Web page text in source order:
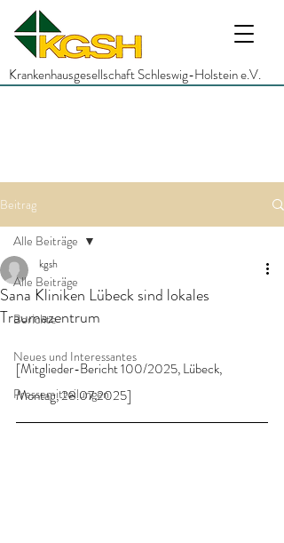
Krankenhausgesellschaft Schleswig-Holstein e.V.
Beitrag
Alle Beiträge
Berichte
Neues und Interessantes
Pressemitteilungen
Alle Beiträge
Sana Kliniken Lübeck sind lokales
Traumazentrum
kgsh
[Mitglieder-Bericht 100/2025, Lübeck,
Montag, 28.07.2025]